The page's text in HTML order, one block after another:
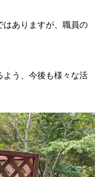
はありますが、職員の
よう、今後も様々な活